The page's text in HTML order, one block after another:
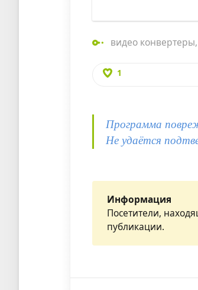
видео конвертеры,
1
Программа
Не удаётся
Информация
Посетители,
публикации.